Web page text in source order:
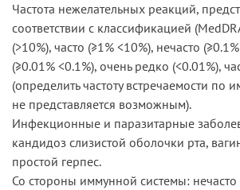
Частота нежелательных реакций,
соответствии с классификацией
(>10%), часто (≥1% <10%), нечасто
(≥0.01% <0.1%), очень редко (<0.01%),
(определить частоту встречаемости
не представляется возможным).
Инфекционные и паразитарные
кандидоз слизистой оболочки рта,
простой герпес.
Со стороны иммунной системы: нечасто